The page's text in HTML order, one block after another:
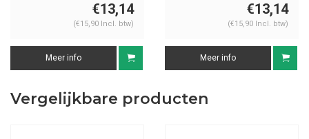
€13,14
(€15,90 Incl. btw)
Meer info
€13,14
(€15,90 Incl. btw)
Meer info
Vergelijkbare producten